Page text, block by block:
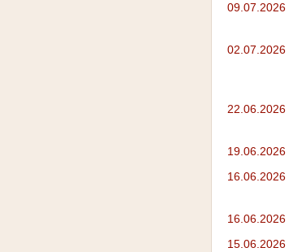
09.07.2026
02.07.2026
22.06.2026
19.06.2026
16.06.2026
16.06.2026
15.06.2026